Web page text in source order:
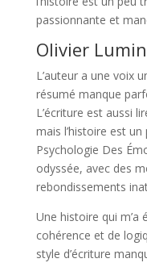
passionnante et
Olivier
L’auteur a une voix
résumé manque
L’écriture est aussi
mais l’histoire est
Psychologie Des
odyssée, avec des
rebondissements
Une histoire qui m’a
cohérence et de
style d’écriture